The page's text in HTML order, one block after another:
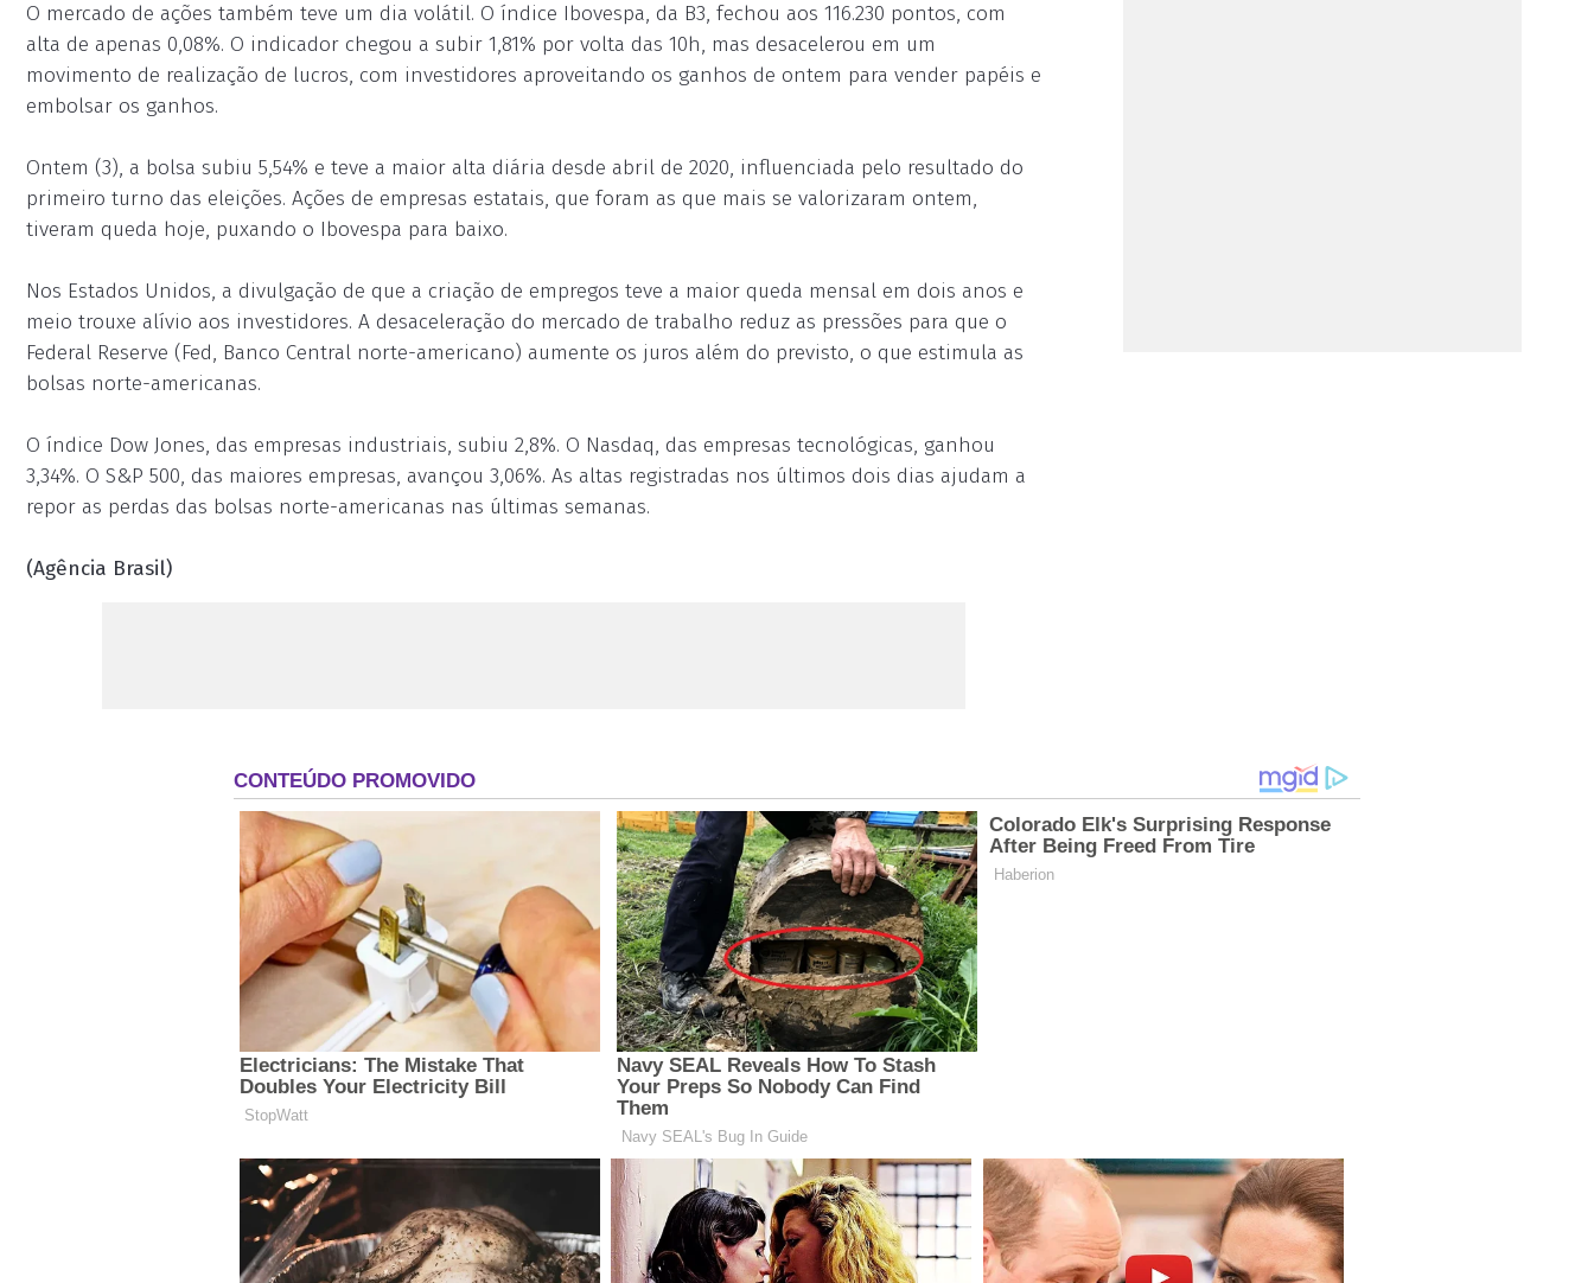
O mercado de ações também teve um dia volátil. O índice Ibovespa, da B3, fechou aos 116.230 pontos, com
alta de apenas 0,08%. O indicador chegou a subir 1,81% por volta das 10h, mas desacelerou em um
movimento de realização de lucros, com investidores aproveitando os ganhos de ontem para vender papéis e
embolsar os ganhos.
Ontem (3), a bolsa subiu 5,54% e teve a maior alta diária desde abril de 2020, influenciada pelo resultado do
primeiro turno das eleições. Ações de empresas estatais, que foram as que mais se valorizaram ontem,
tiveram queda hoje, puxando o Ibovespa para baixo.
Nos Estados Unidos, a divulgação de que a criação de empregos teve a maior queda mensal em dois anos e
meio trouxe alívio aos investidores. A desaceleração do mercado de trabalho reduz as pressões para que o
Federal Reserve (Fed, Banco Central norte-americano) aumente os juros além do previsto, o que estimula as
bolsas norte-americanas.
O índice Dow Jones, das empresas industriais, subiu 2,8%. O Nasdaq, das empresas tecnológicas, ganhou
3,34%. O S&P 500, das maiores empresas, avançou 3,06%. As altas registradas nos últimos dois dias ajudam a
repor as perdas das bolsas norte-americanas nas últimas semanas.
(Agência Brasil)